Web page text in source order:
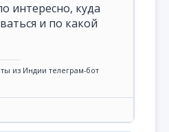
интересно, куда
и по какой
из Индии телеграм-бот